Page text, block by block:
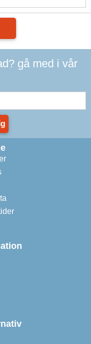
gå med i vår